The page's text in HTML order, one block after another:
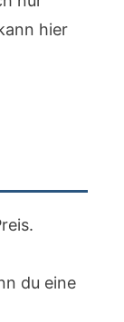
hier
du eine